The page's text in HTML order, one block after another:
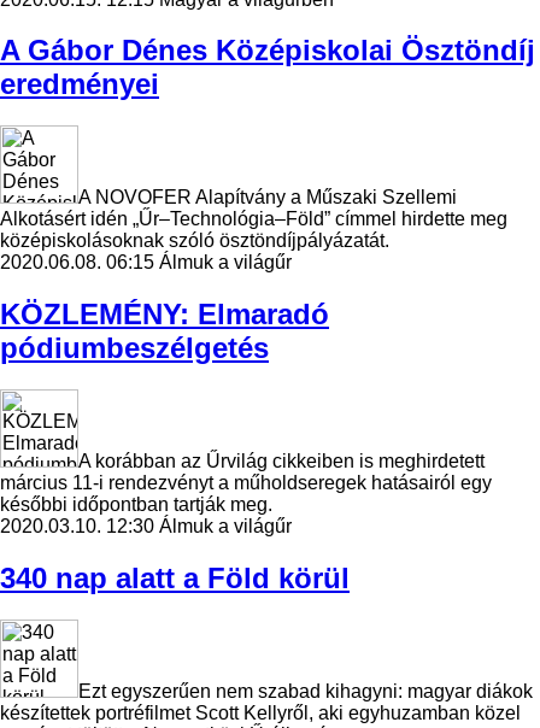
A Gábor Dénes Középiskolai Ösztöndíj
eredményei
A NOVOFER Alapítvány a Műszaki Szellemi
Alkotásért idén „Űr–Technológia–Föld” címmel hirdette meg
középiskolásoknak szóló ösztöndíjpályázatát.
2020.06.08. 06:15 Álmuk a világűr
KÖZLEMÉNY: Elmaradó
pódiumbeszélgetés
A korábban az Űrvilág cikkeiben is meghirdetett
március 11-i rendezvényt a műholdseregek hatásairól egy
későbbi időpontban tartják meg.
2020.03.10. 12:30 Álmuk a világűr
340 nap alatt a Föld körül
Ezt egyszerűen nem szabad kihagyni: magyar diákok
készítettek portréfilmet Scott Kellyről, aki egyhuzamban közel